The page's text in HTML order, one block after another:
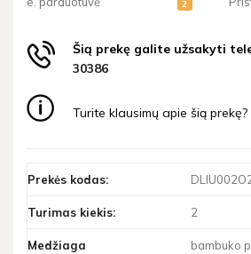
2
Šią prekę galite užsakyti
30386
Turite klausimų apie šią prekę?
Prekės kodas:
Turimas kiekis: 2
Medžiaga bambuko